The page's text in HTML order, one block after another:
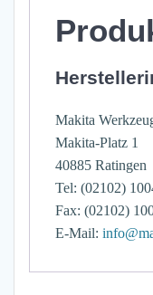
Makita
Makita-Platz 1
40885 Ratingen
Tel: (02102)
Fax: (02102)
E-Mail: